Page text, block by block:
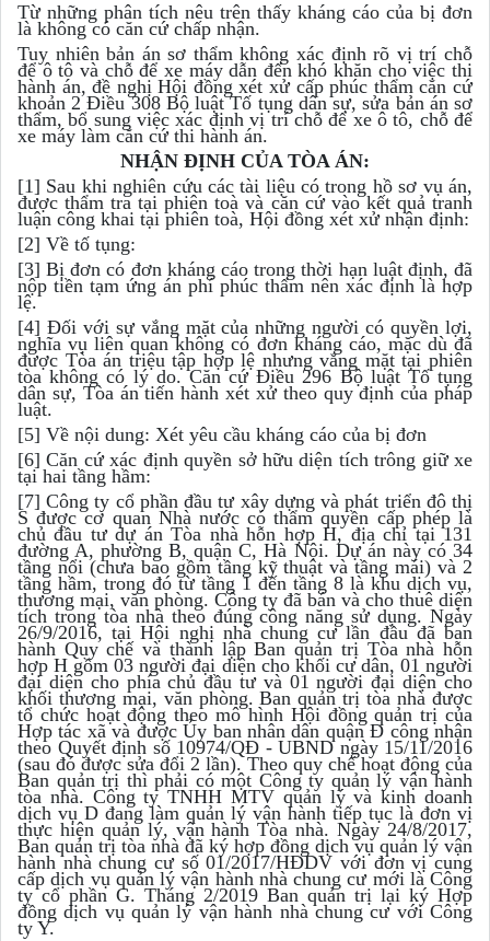
Từ những phân tích nêu trên thấy kháng cáo của bị đơn
là không có căn cứ chấp nhận.
Tuy nhiên bản án sơ thẩm không xác định rõ vị trí chỗ
để ô tô và chỗ để xe máy dẫn đến khó khăn cho việc thi
hành án, đề nghị Hội đồng xét xử cấp phúc thẩm căn cứ
khoản 2 Điều 308 Bộ luật Tố tụng dân sự, sửa bản án sơ
thẩm, bổ sung việc xác định vị trí chỗ để xe ô tô, chỗ để
xe máy làm căn cứ thi hành án.
NHẬN ĐỊNH CỦA TÒA ÁN:
[1] Sau khi nghiên cứu các tài liệu có trong hồ sơ vụ án,
được thẩm tra tại phiên toà và căn cứ vào kết quả tranh
luận công khai tại phiên toà, Hội đồng xét xử nhận định:
[2] Về tố tụng:
[3] Bị đơn có đơn kháng cáo trong thời hạn luật định, đã
nộp tiền tạm ứng án phí phúc thẩm nên xác định là hợp
lệ.
[4] Đối với sự vắng mặt của những người có quyền lợi,
nghĩa vụ liên quan không có đơn kháng cáo, mặc dù đã
được Tòa án triệu tập hợp lệ nhưng vắng mặt tại phiên
tòa không có lý do. Căn cứ Điều 296 Bộ luật Tố tụng
dân sự, Tòa án tiến hành xét xử theo quy định của pháp
luật.
[5] Về nội dung: Xét yêu cầu kháng cáo của bị đơn
[6] Căn cứ xác định quyền sở hữu diện tích trông giữ xe
tại hai tầng hầm:
[7] Công ty cổ phần đầu tư xây dựng và phát triển đô thị
S được cơ quan Nhà nước có thẩm quyền cấp phép là
chủ đầu tư dự án Tòa nhà hỗn hợp H, địa chỉ tại 131
đường A, phường B, quận C, Hà Nội. Dự án này có 34
tầng nổi (chưa bao gồm tầng kỹ thuật và tầng mái) và 2
tầng hầm, trong đó từ tầng 1 đến tầng 8 là khu dịch vụ,
thương mại, văn phòng. Công ty đã bán và cho thuê diện
tích trong tòa nhà theo đúng công năng sử dụng. Ngày
26/9/2016, tại Hội nghị nhà chung cư lần đầu đã ban
hành Quy chế và thành lập Ban quản trị Tòa nhà hỗn
hợp H gồm 03 người đại diện cho khối cư dân, 01 người
đại diện cho phía chủ đầu tư và 01 người đại diện cho
khối thương mại, văn phòng. Ban quản trị tòa nhà được
tổ chức hoạt động theo mô hình Hội đồng quản trị của
Hợp tác xã và được Ủy ban nhân dân quận Đ công nhận
theo Quyết định số 10974/QĐ - UBND ngày 15/11/2016
(sau đó được sửa đổi 2 lần). Theo quy chế hoạt động của
Ban quản trị thì phải có một Công ty quản lý vận hành
tòa nhà. Công ty TNHH MTV quản lý và kinh doanh
dịch vụ D đang làm quản lý vận hành tiếp tục là đơn vị
thực hiện quản lý, vận hành Tòa nhà. Ngày 24/8/2017,
Ban quản trị tòa nhà đã ký hợp đồng dịch vụ quản lý vận
hành nhà chung cư số 01/2017/HĐDV với đơn vị cung
cấp dịch vụ quản lý vận hành nhà chung cư mới là Công
ty cổ phần G. Tháng 2/2019 Ban quản trị lại ký Hợp
đồng dịch vụ quản lý vận hành nhà chung cư với Công
ty Y.